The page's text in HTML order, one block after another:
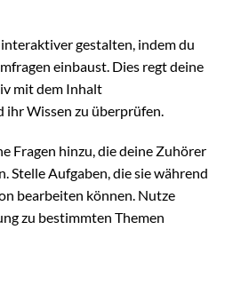
gestalten, indem du
einbaust. Dies regt deine
mit dem Inhalt
Wissen zu überprüfen.
Fragen hinzu, die deine Zuhörer
Stelle Aufgaben, die sie während
bearbeiten können. Nutze
zu bestimmten Themen